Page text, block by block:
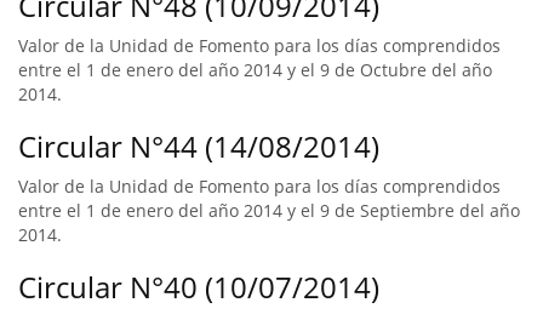
Valor de la Unidad de Fomento para los días comprendidos
entre el 1 de enero del año 2014 y el 9 de Octubre del año
2014.
Circular N°44 (14/08/2014)
Valor de la Unidad de Fomento para los días comprendidos
entre el 1 de enero del año 2014 y el 9 de Septiembre del año
2014.
Circular N°40 (10/07/2014)